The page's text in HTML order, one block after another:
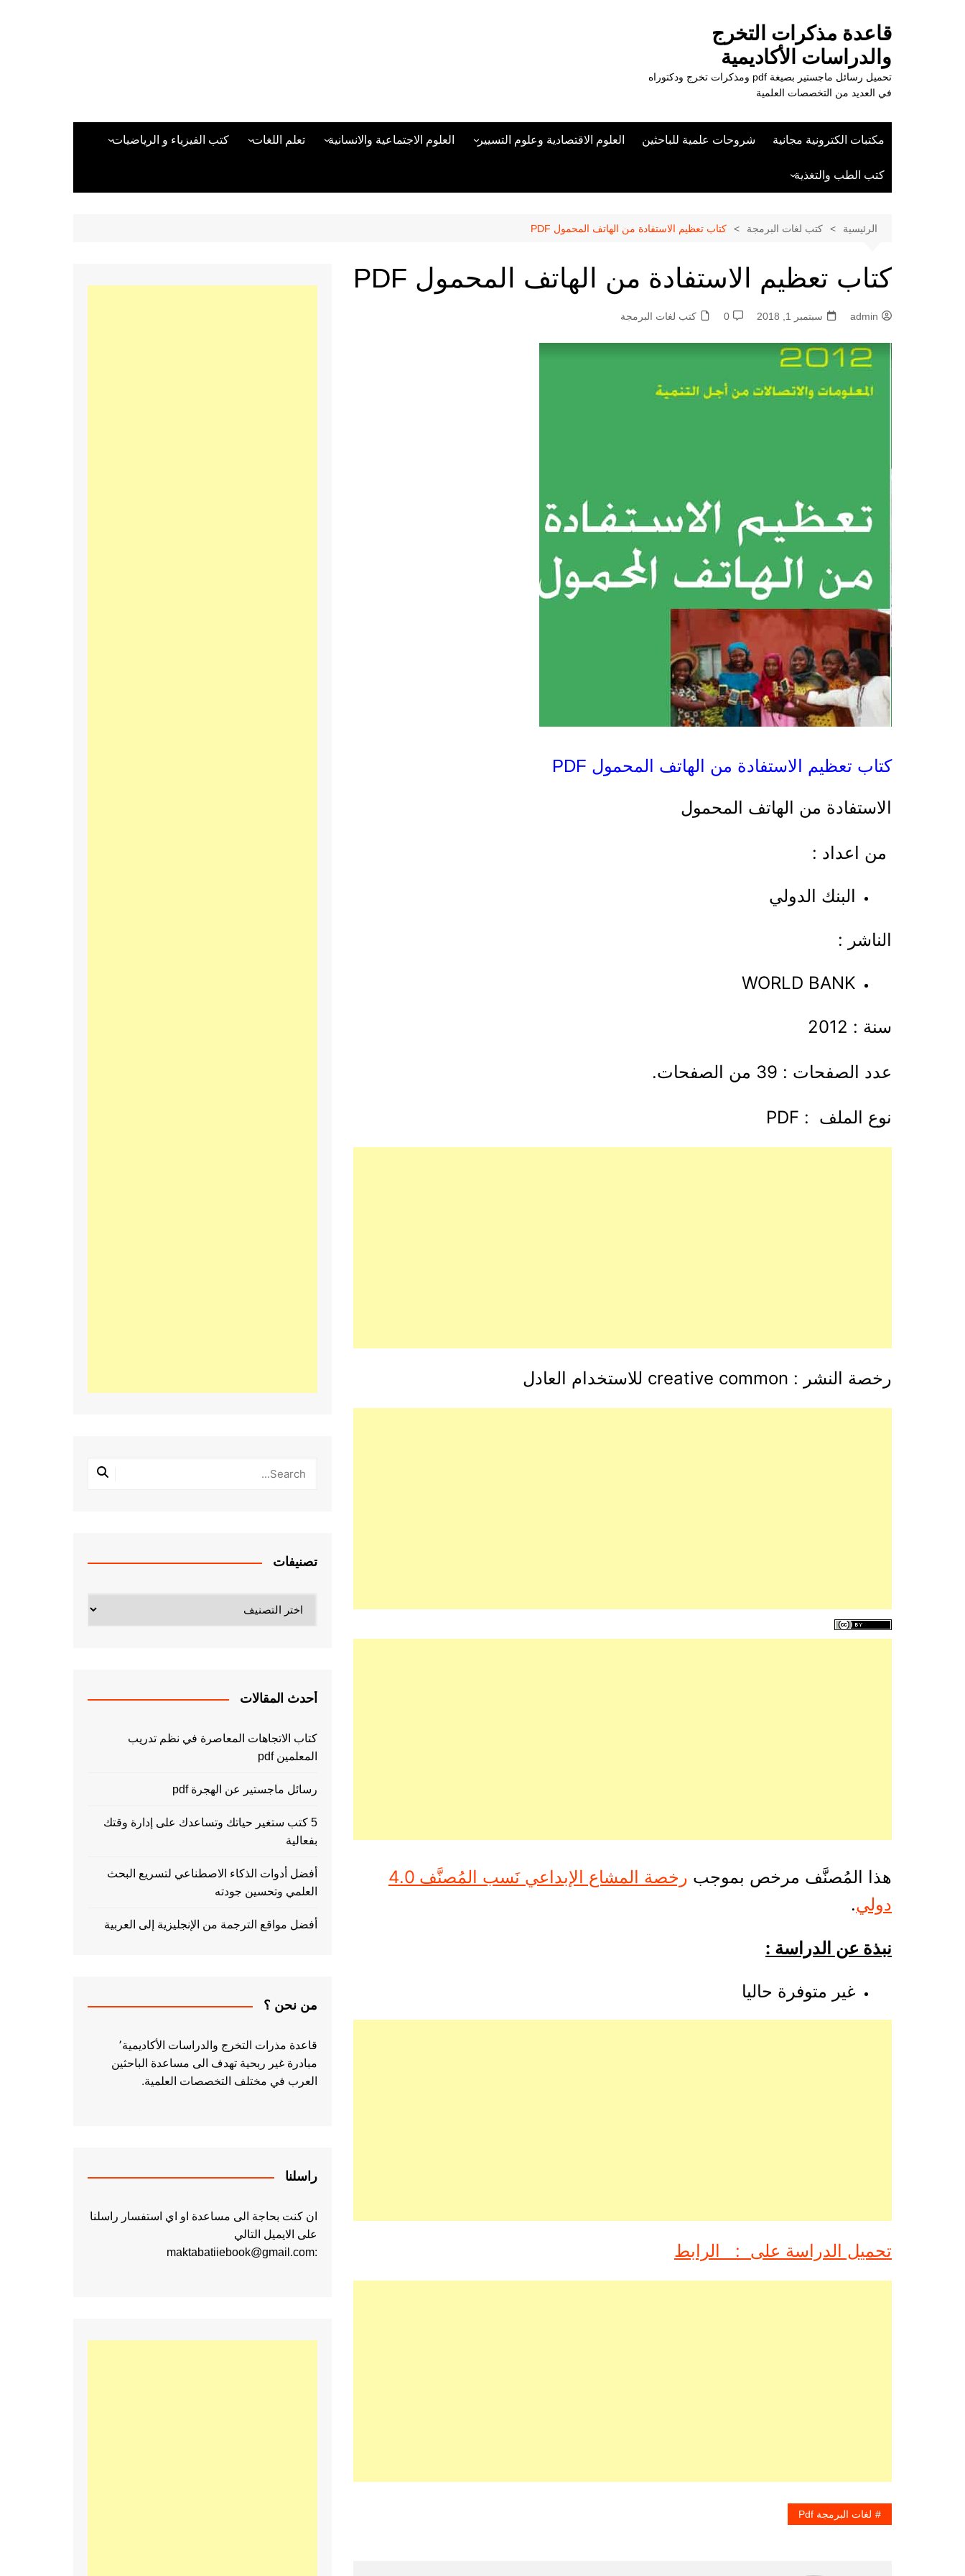
قاعدة مذكرات التخرج
والدراسات الأكاديمية
تحميل رسائل ماجستير بصيغة pdf ومذكرات تخرج ودكتوراه
في العديد من التخصصات العلمية
مكتبات الكترونية مجانية شروحات علمية للباحثين العلوم الاقتصادية وعلوم التسيير
علوم الادارة والموارد البشرية
العلوم الاجتماعية والانسانية
منهجية البحث العلمي
تعلم اللغات
تعلم اللغة التركية
كتب الفيزياء و الرياضيات
كتب لغات البرمجة
كتب الطب والتغذية
الرئيسية كتب لغات البرمجة كتاب تعظيم الاستفادة من الهاتف المحمول PDF
كتاب تعظيم الاستفادة من الهاتف المحمول PDF
admin سبتمبر 1, 2018 0 كتب لغات البرمجة
كتاب تعظيم الاستفادة من الهاتف المحمول PDF
الاستفادة من الهاتف المحمول
من اعداد :
البنك الدولي
الناشر :
WORLD BANK
سنة : 2012
عدد الصفحات : 39 من الصفحات.
نوع الملف : PDF
رخصة النشر : creative common للاستخدام العادل
هذا المُصنَّف مرخص بموجب
رخصة المشاع الإبداعي نَسب المُصنَّف 4.0
دولي.
نبذة عن الدراسة :
غير متوفرة حاليا
تحميل الدراسة على : الرابط
لغات البرمجة Pdf
تصنيفات
أحدث المقالات
كتاب الاتجاهات المعاصرة في نظم تدريب
المعلمين pdf
رسائل ماجستير عن الهجرة pdf
5 كتب ستغير حياتك وتساعدك على إدارة وقتك
بفعالية
أفضل أدوات الذكاء الاصطناعي لتسريع البحث
العلمي وتحسين جودته
أفضل مواقع الترجمة من الإنجليزية إلى العربية
من نحن ؟
قاعدة مذرات التخرج والدراسات الأكاديمية٬
مبادرة غير ربحية تهدف الى مساعدة الباحثين
العرب في مختلف التخصصات العلمية.
راسلنا
ان كنت بحاجة الى مساعدة او اي استفسار راسلنا
على الايميل التالي
:maktabatiiebook@gmail.com